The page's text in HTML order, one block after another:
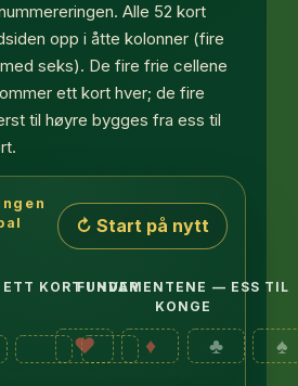
Alle 52 kort
opp i åtte kolonner (fire
seks). De fire frie cellene
ett kort hver; de fire
til høyre bygges fra ess til
åpne kort: de fire første har
↻ Start på nytt
KORT I HVER
FUNDAMENTENE — ESS TIL
KONGE
♥ ♦ ♣ ♠